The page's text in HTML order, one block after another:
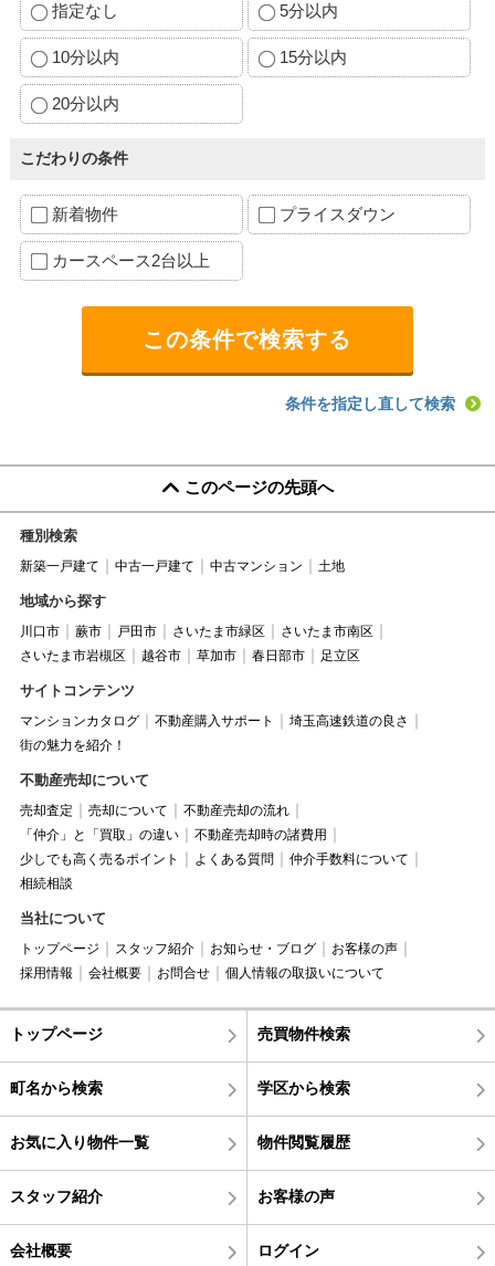
指定なし 5分以内
10分以内 15分以内
20分以内
こだわりの条件
新着物件 プライスダウン
カースペース2台以上
条件を指定し直して検索
このページの先頭へ
種別検索
新築一戸建て 中古一戸建て 中古マンション 土地
地域から探す
川口市 蕨市 戸田市 さいたま市緑区
さいたま市南区
さいたま市岩槻区
越谷市 草加市 春日部市 足立区
サイトコンテンツ
マンションカタログ 不動産購入サポート
埼玉高速鉄道の良さ
街の魅力を紹介！
不動産売却について
売却査定 売却について
不動産売却の流れ
「仲介」と「買取」の違い
不動産売却時の諸費用
少しでも高く売るポイント
よくある質問
仲介手数料について
相続相談
当社について
トップページ スタッフ紹介 お知らせ・ブログ
お客様の声
採用情報
会社概要 お問合せ 個人情報の取扱いについて
トップページ 売買物件検索
町名から検索 学区から検索
お気に入り物件一覧 物件閲覧履歴
スタッフ紹介 お客様の声
会社概要 ログイン